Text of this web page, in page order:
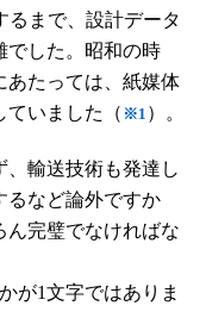
まで、設計データ
でした。昭和の時
あたっては、紙媒体
ていました（ ※1 ）。
、輸送技術も発達し
るなど論外ですか
ん完璧でなければな
が1文字ではありま